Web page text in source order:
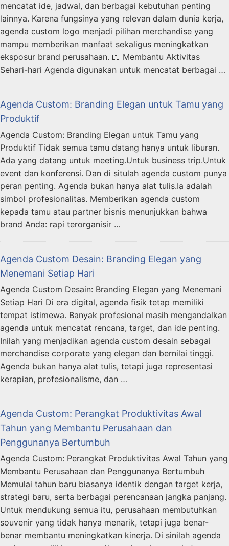
mencatat ide, jadwal, dan berbagai kebutuhan penting
lainnya. Karena fungsinya yang relevan dalam dunia kerja,
agenda custom logo menjadi pilihan merchandise yang
mampu memberikan manfaat sekaligus meningkatkan
eksposur brand perusahaan. 📖 Membantu Aktivitas
Sehari-hari Agenda digunakan untuk mencatat berbagai …
Agenda Custom: Branding Elegan untuk Tamu yang
Produktif
Agenda Custom: Branding Elegan untuk Tamu yang
Produktif Tidak semua tamu datang hanya untuk liburan.
Ada yang datang untuk meeting.Untuk business trip.Untuk
event dan konferensi. Dan di situlah agenda custom punya
peran penting. Agenda bukan hanya alat tulis.Ia adalah
simbol profesionalitas. Memberikan agenda custom
kepada tamu atau partner bisnis menunjukkan bahwa
brand Anda: rapi terorganisir …
Agenda Custom Desain: Branding Elegan yang
Menemani Setiap Hari
Agenda Custom Desain: Branding Elegan yang Menemani
Setiap Hari Di era digital, agenda fisik tetap memiliki
tempat istimewa. Banyak profesional masih mengandalkan
agenda untuk mencatat rencana, target, dan ide penting.
Inilah yang menjadikan agenda custom desain sebagai
merchandise corporate yang elegan dan bernilai tinggi.
Agenda bukan hanya alat tulis, tetapi juga representasi
kerapian, profesionalisme, dan …
Agenda Custom: Perangkat Produktivitas Awal
Tahun yang Membantu Perusahaan dan
Penggunanya Bertumbuh
Agenda Custom: Perangkat Produktivitas Awal Tahun yang
Membantu Perusahaan dan Penggunanya Bertumbuh
Memulai tahun baru biasanya identik dengan target kerja,
strategi baru, serta berbagai perencanaan jangka panjang.
Untuk mendukung semua itu, perusahaan membutuhkan
souvenir yang tidak hanya menarik, tetapi juga benar-
benar membantu meningkatkan kinerja. Di sinilah agenda